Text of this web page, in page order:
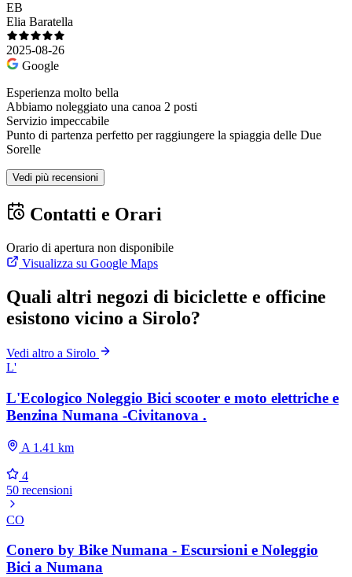
EB
Elia Baratella
2025-08-26
Google
Esperienza molto bella
Abbiamo noleggiato una canoa 2 posti
Servizio impeccabile
Punto di partenza perfetto per raggiungere la spiaggia delle Due
Sorelle
Vedi più recensioni
Contatti e Orari
Orario di apertura non disponibile
Visualizza su Google Maps
Quali altri negozi di biciclette e officine
esistono vicino a Sirolo?
Vedi altro a Sirolo
L'
L'Ecologico Noleggio Bici scooter e moto elettriche e
Benzina Numana -Civitanova .
A 1.41 km
4
50 recensioni
CO
Conero by Bike Numana - Escursioni e Noleggio
Bici a Numana